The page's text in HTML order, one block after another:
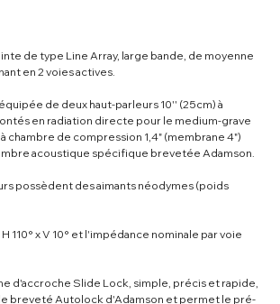
de type Line Array, large bande, de moyenne
en 2 voies actives.
de deux haut-parleurs 10'' (25cm) à
en radiation directe pour le medium-grave
chambre de compression 1,4" (membrane 4")
acoustique spécifique brevetée Adamson.
possèdent des aimants néodymes (poids
110° x V 10° et l'impédance nominale par voie
d'accroche Slide Lock, simple, précis et rapide,
breveté Autolock d'Adamson et permet le pré-